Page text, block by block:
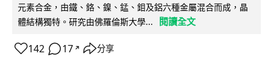
元素合金，由鐵、鉻、鎳、錳、鉬及鋁六種金屬混合而成，晶
體結構獨特。研究由佛羅倫斯大學...
閱讀全文
142 17 ↗ 分享